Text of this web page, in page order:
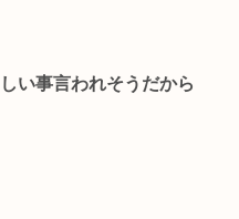
い事言われそうだから